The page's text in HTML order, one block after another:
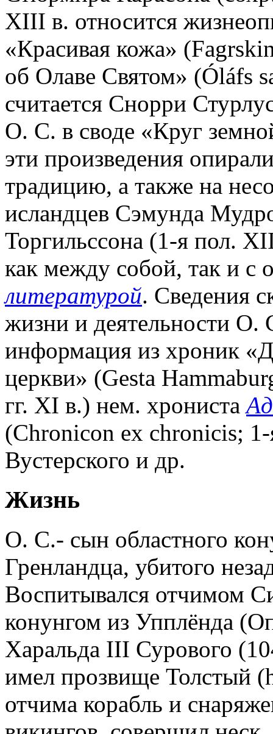
XIII в. относится
«Красивая кожа»
об Олаве Святом» (Óláfs
считается Снорри
О. С. в своде «Круг
эти произведения
традицию, а также на
исландцев Сэмунда
Торгильссона (1-я пол.
как между собой, так и
литературой. Сведения
жизни и деятельности О.
информация из хроник
церкви» (Gesta
гг. XI в.) нем. хрониста
(Chronicon ex chronicis;
Вустерского и др.
Жизнь
О. С.- сын областного
Гренландца, убитого
Воспитывался отчимом
конунгом из Упплёнда
Харальда III Сурового
имел прозвище Толстый
отчима корабль и